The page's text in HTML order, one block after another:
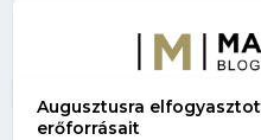
Augusztusra
erőforrásait